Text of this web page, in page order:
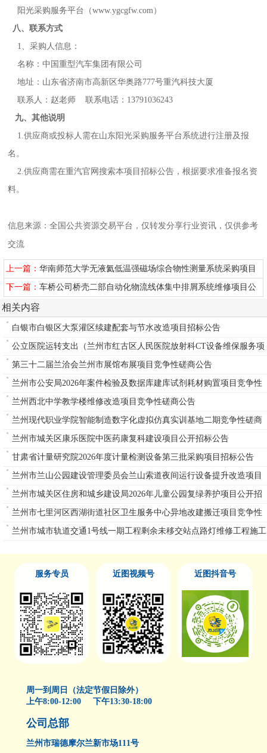
阳光采购服务平台（www.ygcgfw.com）
八、联系方式
1、采购人信息：
名称：中国重型汽车集团有限公司
地址：山东省济南市高新区华奥路777号重汽科技大厦
联系人：赵老师 联系电话：13791036243
九、其他说明
1.供应商或投标人需在山东阳光采购服务平台系统进行注册及报
名。
2.供应商需在重汽官网搜索本项目招标公告，根据要求准备报名资
料。
信息来源：全国公共资源交易平台，仅转发分享行业资讯，仅供参考
交流
上一篇：华南师范大学无液氦低温强磁场综合物性测量系统采购项目
下一篇：车桥公司桥壳二部自动化物流线体集中排屑系统维修项目公
开招标公告
相关内容
白银市白银区大泵灌区续建配套与节水改造项目招标公告
公立医院运转支出（兰州市红古区人民医院放射科CT设备维保服务项
目）
第三十二届兰洽会兰州市展馆布展项目竞争性磋商公告
兰州市公安局2026年案件检验及数据库建库试剂耗材购置项目竞争性
磋商公告
兰州西北中学教学楼维修改造项目竞争性磋商公告
兰州现代职业学院智能制造数字化虚拟仿真实训基地二期竞争性磋商
公告
兰州市城关区康乐医院中医药康复科建设项目公开招标公告
甘肃省计量研究院2026年度计量检测设备第三批采购项目招标公告
兰州市兰山公园建设管理委员会兰山索道夜间运行设备提升改造项目
单一来源公告
兰州市城关区住房和城乡建设局2026年儿童公园复绿养护项目公开招
标公告
兰州市七里河区西湖街道社区卫生服务中心异地改建搬迁项目竞争性
磋商公告
兰州市城市轨道交通1号线一期工程剩余未移交站点路灯维修工程施工
服务专员 近图视频号 近图抖音号
周一到周日（法定节假日除外）
上午8:00-12:00 下午13:30-18:00
公司总部
兰州市瑞德摩尔兰新市场111号